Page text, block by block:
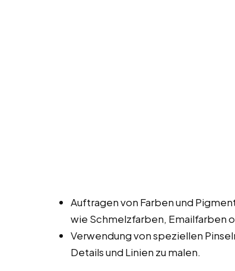
Auftragen von Farben und
wie Schmelzfarben, Emailfarben
Verwendung von speziellen
Details und Linien zu malen.